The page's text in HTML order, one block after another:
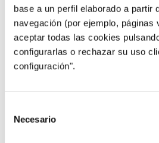
base a un perfil elaborado a partir
navegación (por ejemplo, páginas
aceptar todas las cookies
configurarlas o rechazar su uso
configuración".
Necesario
9. Brazos: primero, levantamos
puño hasta el hombro,
en tensión. Tras relajarlo,
ejercicio con el brazo izquierdo